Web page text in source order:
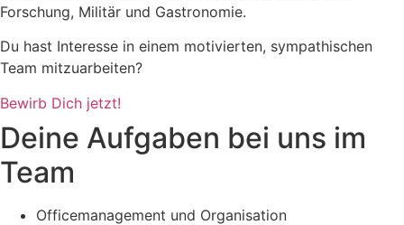
Forschung, Militär und Gastronomie.
Du hast Interesse in einem motivierten, sympathischen
Team mitzuarbeiten?
Bewirb Dich jetzt!
Deine Aufgaben bei uns im
Team
Officemanagement und Organisation